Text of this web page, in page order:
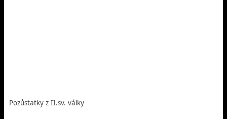
Pozůstatky z II.sv. války